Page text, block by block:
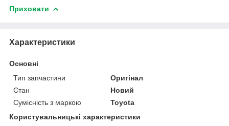
Приховати
Характеристики
Основні
Тип запчастини
Оригінал
Стан
Новий
Сумісність з маркою
Toyota
Користувальницькі характеристики